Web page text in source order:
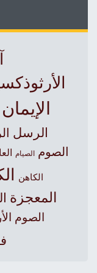
الإيمان
الرسل
الصوم الصيام
الكاهن
المعجزة
الصوم